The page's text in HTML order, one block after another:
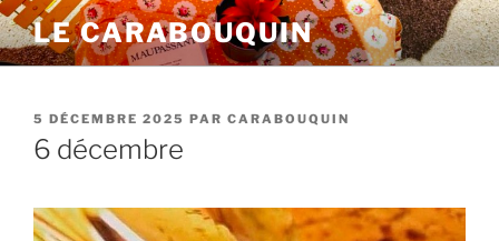
Aller
au
contenu
LE CARABOUQUIN
PUBLIÉ
LE
5 DÉCEMBRE 2025 PAR CARABOUQUIN
6 décembre